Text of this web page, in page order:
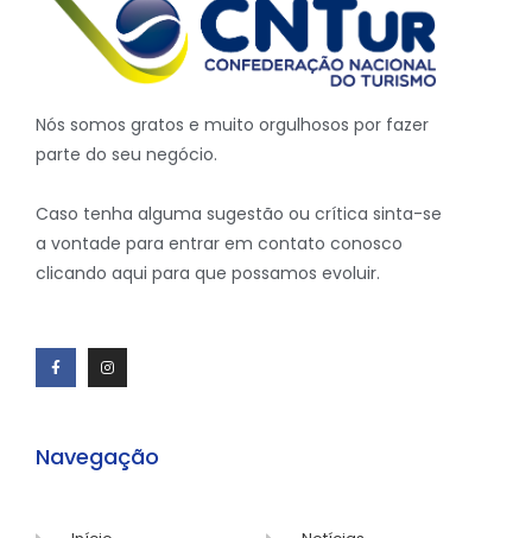
Nós somos gratos e muito orgulhosos por fazer
parte do seu negócio.
Caso tenha alguma sugestão ou crítica sinta-se
a vontade para entrar em contato conosco
clicando aqui para que possamos evoluir.
Navegação